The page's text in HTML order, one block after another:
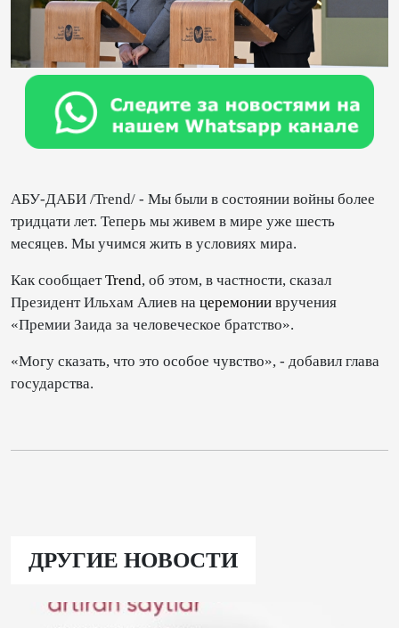
АБУ-ДАБИ /Trend/ - Мы были в состоянии войны более
тридцати лет. Теперь мы живем в мире уже шесть
месяцев. Мы учимся жить в условиях мира.
Как сообщаетTrend, об этом, в частности, сказал
Президент Ильхам Алиев на церемонии вручения
«Премии Заида за человеческое братство».
«Могу сказать, что это особое чувство», - добавил глава
государства.
ДРУГИЕ НОВОСТИ